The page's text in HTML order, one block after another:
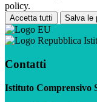
policy.
Accetta tutti Salva le
Contatti
Istituto Comprensivo